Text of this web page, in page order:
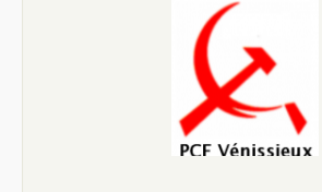
Le Vénissian